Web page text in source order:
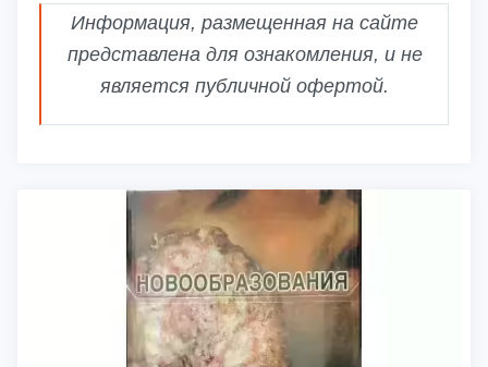
Информация, размещенная на сайте
представлена для ознакомления, и не
является публичной офертой.